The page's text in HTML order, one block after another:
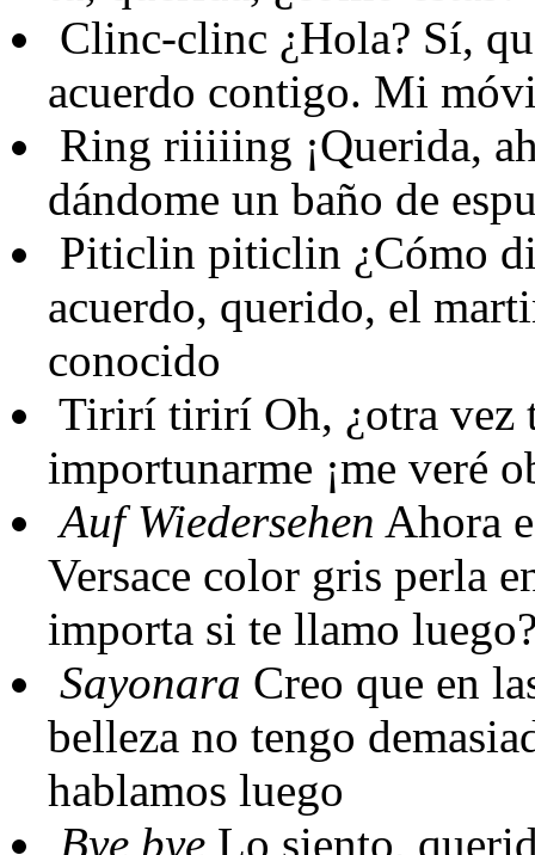
Clinc-clinc ¿Hola? Sí,
acuerdo contigo. Mi
Ring riiiiing ¡Querida,
dándome un baño de
Piticlin piticlin ¿Cómo
acuerdo, querido, el
conocido
Tirirí tirirí Oh, ¿otra vez
importunarme ¡me veré
Auf Wiedersehen Ahora
Versace color gris perla
importa si te llamo
Sayonara Creo que en
belleza no tengo
hablamos luego
Bye bye Lo siento,